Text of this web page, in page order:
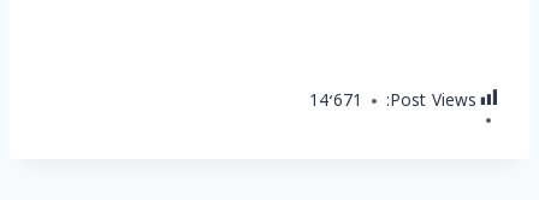
Post Views: 14٬671